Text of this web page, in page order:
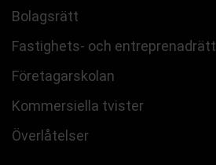
Bolagsrätt
Fastighets- och entreprenadrätt
Företagarskolan
Kommersiella tvister
Överlåtelser